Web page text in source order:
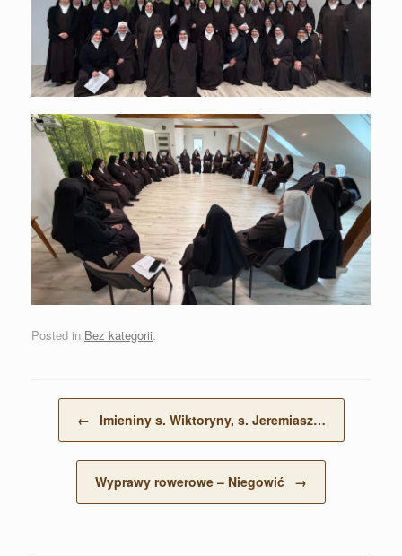
Posted in Bez kategorii.
← Imieniny s. Wiktoryny, s. Jeremiasz…
Wyprawy rowerowe – Niegowić →